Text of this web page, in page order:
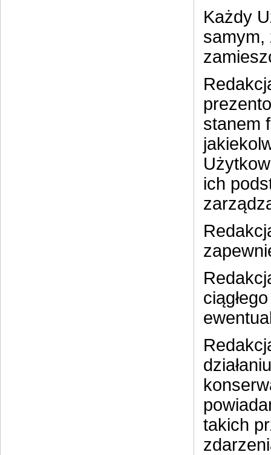
Każdy
samym,
stanem
ich
takich